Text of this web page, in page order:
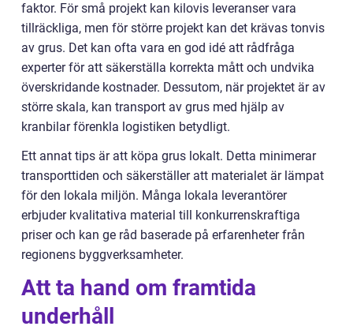
faktor. För små projekt kan kilovis leveranser vara
tillräckliga, men för större projekt kan det krävas tonvis
av grus. Det kan ofta vara en god idé att rådfråga
experter för att säkerställa korrekta mått och undvika
överskridande kostnader. Dessutom, när projektet är av
större skala, kan transport av grus med hjälp av
kranbilar förenkla logistiken betydligt.
Ett annat tips är att köpa grus lokalt. Detta minimerar
transporttiden och säkerställer att materialet är lämpat
för den lokala miljön. Många lokala leverantörer
erbjuder kvalitativa material till konkurrenskraftiga
priser och kan ge råd baserade på erfarenheter från
regionens byggverksamheter.
Att ta hand om framtida
underhåll